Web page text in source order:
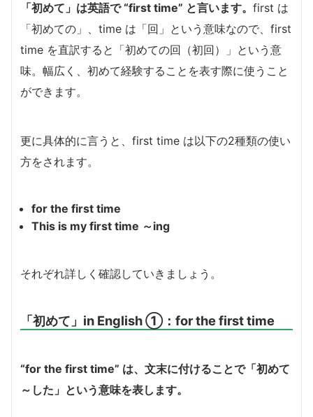
「初めて」は英語で “first time” と言います。 first は
「初めての」、time は「回」という意味なので、first
time を直訳すると「初めての回（初回）」という意
味。幅広く、初めて経験することを表す際に使うこと
ができます。
更に具体的に言うと、first time は以下の2種類の使い
方をされます。
for the first time
This is my first time ～ing
それぞれ詳しく確認していきましょう。
「初めて」in English ①：for the first time
“for the first time” は、文末に付けることで「初めて
～した」という意味を表します。